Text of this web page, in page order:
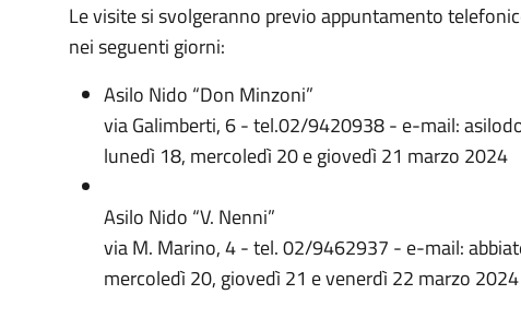
Le visite si svolgeranno previo appuntamento
nei seguenti giorni:
Asilo Nido “Don Minzoni”
via Galimberti, 6 - tel.02/9420938 - e-mail:
lunedì 18, mercoledì 20 e giovedì 21 marzo 2024
Asilo Nido “V. Nenni”
via M. Marino, 4 - tel. 02/9462937 - e-mail:
mercoledì 20, giovedì 21 e venerdì 22 marzo 2024